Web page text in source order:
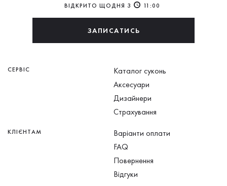
ВІДКРИТО ЩОДНЯ З
11:00
ЗАПИСАТИСЬ
СЕРВІС
Каталог суконь
Аксесуари
Дизайнери
Страхування
КЛІЄНТАМ
Варіанти оплати
FAQ
Повернення
Відгуки